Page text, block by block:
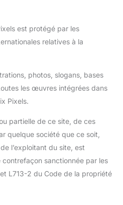
est protégé par les
relatives à la
photos, slogans, bases
les œuvres intégrées dans
Pixels.
partielle de ce site, de ces
quelque société que ce soit,
l’exploitant du site, est
sanctionnée par les
L713-2 du Code de la propriété